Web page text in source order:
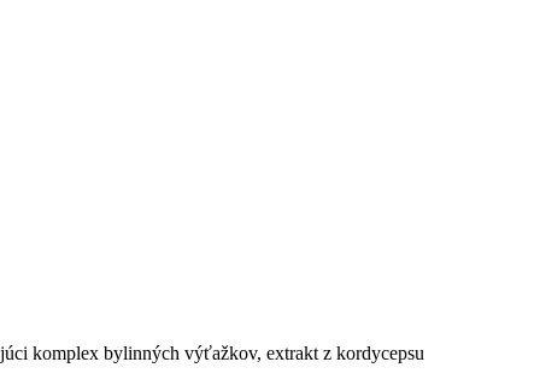
komplex bylinných výťažkov, extrakt z kordycepsu